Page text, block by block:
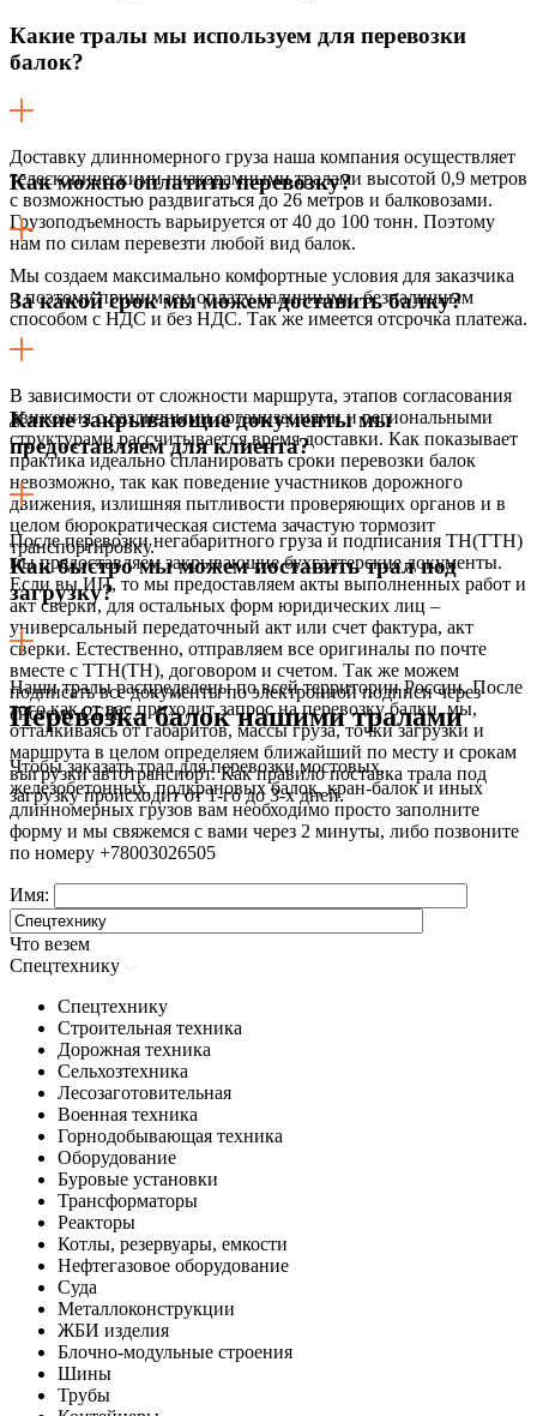
Какие тралы мы используем для перевозки
балок?
Доставку длинномерного груза наша компания осуществляет
телескопическими низкорамными тралами высотой 0,9 метров
с возможностью раздвигаться до 26 метров и балковозами.
Грузоподъемность варьируется от 40 до 100 тонн. Поэтому
нам по силам перевезти любой вид балок.
Как можно оплатить перевозку?
Мы создаем максимально комфортные условия для заказчика
и поэтому принимаем оплату наличными, безналичным
способом с НДС и без НДС. Так же имеется отсрочка платежа.
За какой срок мы можем доставить балку?
В зависимости от сложности маршрута, этапов согласования
движения с различными организациями и региональными
структурами рассчитывается время доставки. Как показывает
практика идеально спланировать сроки перевозки балок
невозможно, так как поведение участников дорожного
движения, излишняя пытливости проверяющих органов и в
целом бюрократическая система зачастую тормозит
транспортировку.
Какие закрывающие документы мы
предоставляем для клиента?
После перевозки негабаритного груза и подписания ТН(ТТН)
мы предоставляем закрывающие бухгалтерские документы.
Если вы ИП, то мы предоставляем акты выполненных работ и
акт сверки, для остальных форм юридических лиц –
универсальный передаточный акт или счет фактура, акт
сверки. Естественно, отправляем все оригиналы по почте
вместе с ТТН(ТН), договором и счетом. Так же можем
подписать все документы по электронной подписи через
систему СБИС.
Как быстро мы можем поставить трал под
загрузку?
Наши тралы распределены по всей территории России. После
того как от вас приходит запрос на перевозку балки, мы,
отталкиваясь от габаритов, массы груза, точки загрузки и
маршрута в целом определяем ближайший по месту и срокам
выгрузки автотранспорт. Как правило поставка трала под
загрузку происходит от 1-го до 3-х дней.
Перевозка балок нашими тралами
Чтобы заказать трал для перевозки мостовых,
железобетонных, подкрановых балок, кран-балок и иных
длинномерных грузов вам необходимо просто заполните
форму и мы свяжемся с вами через 2 минуты, либо позвоните
по номеру +78003026505
Имя:
Что везем
Спецтехнику
Спецтехнику
Строительная техника
Дорожная техника
Сельхозтехника
Лесозаготовительная
Военная техника
Горнодобывающая техника
Оборудование
Буровые установки
Трансформаторы
Реакторы
Котлы, резервуары, емкости
Нефтегазовое оборудование
Cуда
Металлоконструкции
ЖБИ изделия
Блочно-модульные строения
Шины
Трубы